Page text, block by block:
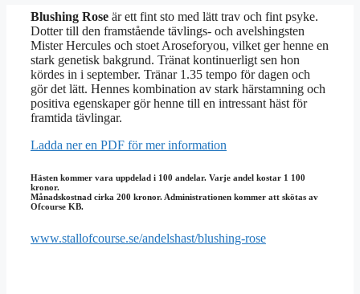
Blushing Rose är ett fint sto med lätt trav och fint psyke.
Dotter till den framstående tävlings- och avelshingsten
Mister Hercules och stoet Aroseforyou, vilket ger henne en
stark genetisk bakgrund. Tränat kontinuerligt sen hon
kördes in i september. Tränar 1.35 tempo för dagen och
gör det lätt. Hennes kombination av stark härstamning och
positiva egenskaper gör henne till en intressant häst för
framtida tävlingar.
Ladda ner en PDF för mer information
Hästen kommer vara uppdelad i 100 andelar. Varje andel kostar 1 100
kronor.
Månadskostnad cirka 200 kronor. Administrationen kommer att skötas av
Ofcourse KB.
www.stallofcourse.se/andelshast/blushing-rose